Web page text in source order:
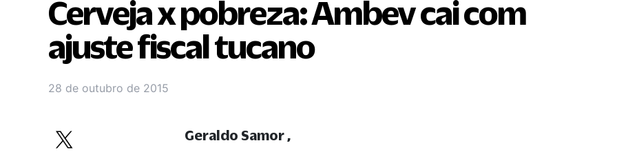
Cerveja x pobreza: Ambev cai com
ajuste fiscal tucano
28 de outubro de 2015
Geraldo Samor